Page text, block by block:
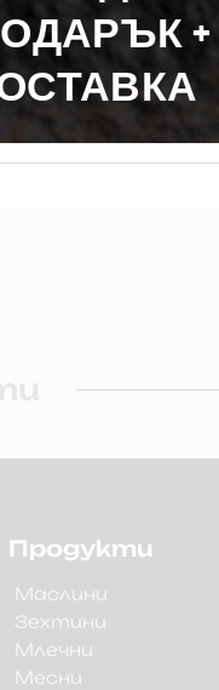
Продукти
Маслини
Зехтини
Млечни
Месни
+